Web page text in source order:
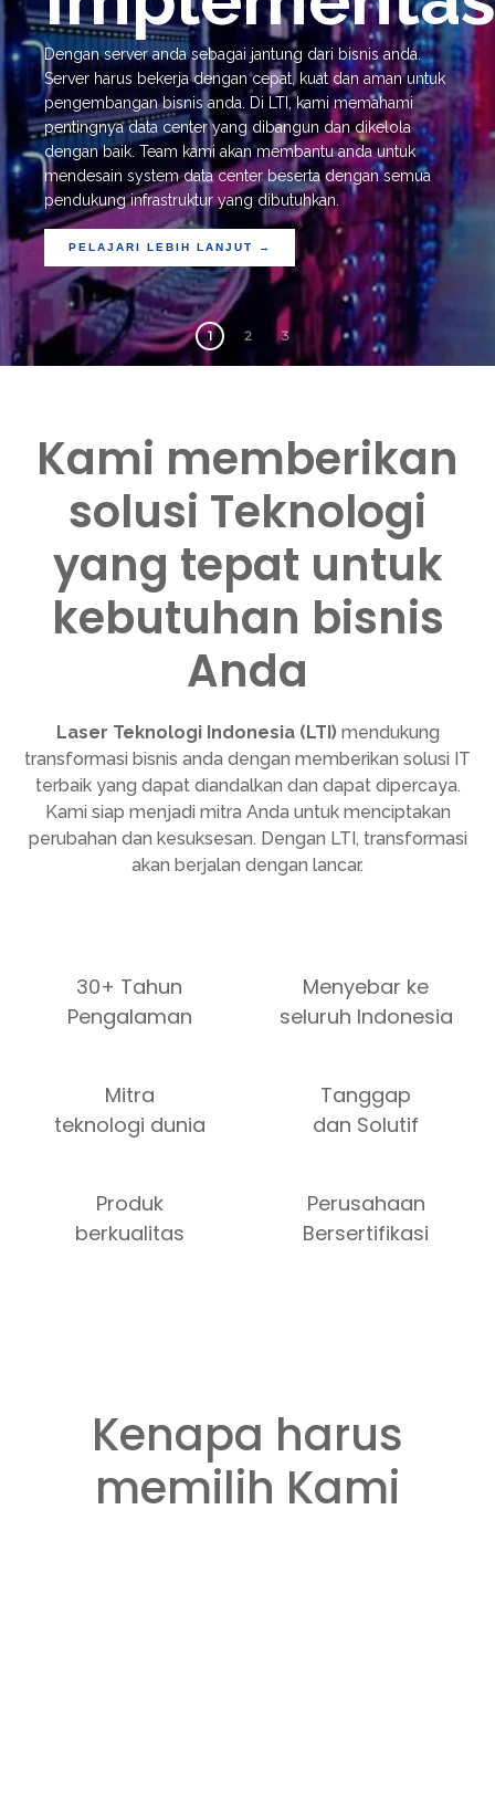
Dengan server anda sebagai jantung dari bisnis anda.
Server harus bekerja dengan cepat, kuat dan aman untuk
pengembangan bisnis anda. Di LTI, kami memahami
pentingnya data center yang dibangun dan dikelola
dengan baik. Team kami akan membantu anda untuk
mendesain system data center beserta dengan semua
pendukung infrastruktur yang dibutuhkan.
PELAJARI LEBIH LANJUT →
1 2 3
Kami memberikan
solusi Teknologi
yang tepat untuk
kebutuhan bisnis
Anda
Laser Teknologi Indonesia (LTI)mendukung
transformasi bisnis anda dengan memberikan solusi IT
terbaik yang dapat diandalkan dan dapat dipercaya.
Kami siap menjadi mitra Anda untuk menciptakan
perubahan dan kesuksesan. Dengan LTI, transformasi
akan berjalan dengan lancar.
30+ Tahun
Pengalaman
Menyebar ke
seluruh Indonesia
Mitra
teknologi dunia
Tanggap
dan Solutif
Produk
berkualitas
Perusahaan
Bersertifikasi
Kenapa harus
memilih Kami